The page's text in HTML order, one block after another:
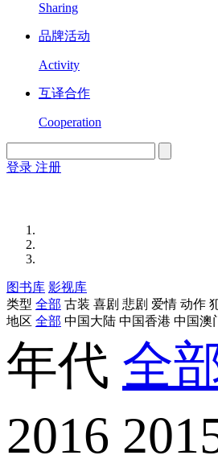
Sharing
品牌活动
Activity
互译合作
Cooperation
登录 注册
图书库 影视库
类型 全部 古装 喜剧 悲剧 爱情 动作
地区 全部 中国大陆 中国香港 中国澳
年代 全
2016